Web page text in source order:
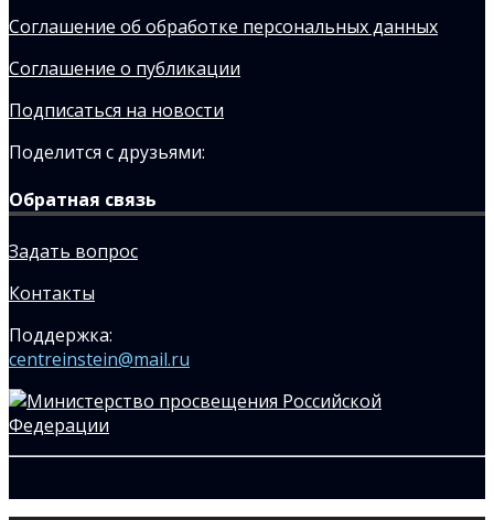
Соглашение об обработке персональных данных
Соглашение о публикации
Подписаться на новости
Поделится с друзьями:
Обратная связь
Задать вопрос
Контакты
Поддержка:
centreinstein@mail.ru